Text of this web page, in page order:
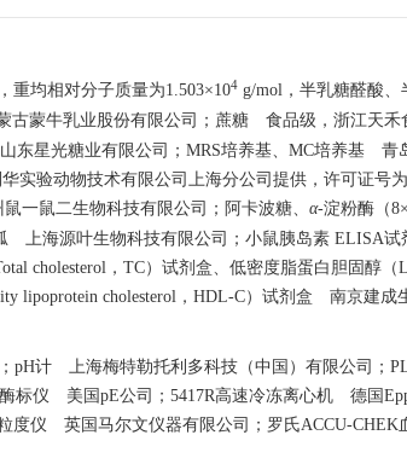
重均相对分子质量为1.503×104 g/mol，半乳糖醛酸
古蒙牛乳业股份有限公司；蔗糖 食品级，浙江天禾
星光糖业有限公司；MRS培养基、MC培养基 青
实验动物技术有限公司上海分公司提供，许可证号
一鼠二生物科技有限公司；阿卡波糖、 α-淀粉酶（
上海源叶生物科技有限公司；小鼠胰岛素 ELISA
cholesterol，TC）试剂盒、低密度脂蛋白胆固醇（
lipoprotein cholesterol，HDL-C）试剂盒 南京建成
pH计 上海梅特勒托利多科技（中国）有限公司；
标仪 美国pE公司；5417R高速冷冻离心机 德国
度仪 英国马尔文仪器有限公司；罗氏ACCU-